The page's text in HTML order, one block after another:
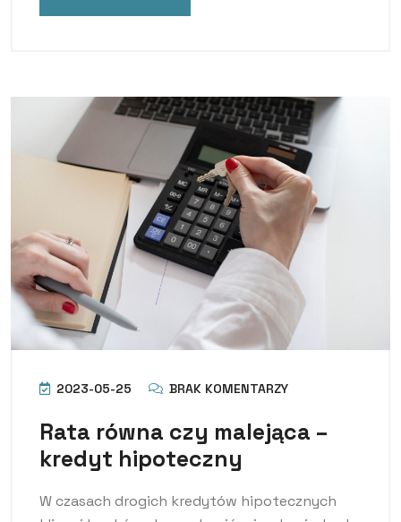
2023-05-25 BRAK KOMENTARZY
Rata równa czy malejąca –
kredyt hipoteczny
W czasach drogich kredytów hipotecznych